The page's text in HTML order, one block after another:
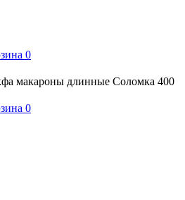
0
макароны длинные Соломка 400
0